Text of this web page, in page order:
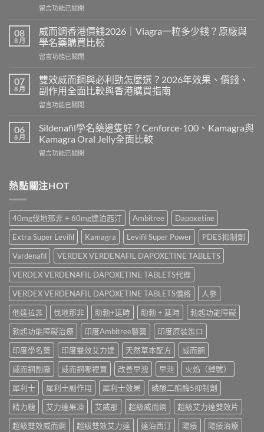
在
利
士
有
副
用
嗎？
Cialis
常
副
作
注
項
港
正
貨
購
買
指
南〉
中
留言功能已關閉
08
8 月
威而鋼香港價錢2026｜Viagra一粒多少錢？原廠與
學名藥購買比較
在
而
鋼
香
港
錢
2026
Viagra
多
原
廠
與
學
名
藥
購
買
比
較〉
中
留言功能已關閉
07
8 月
雙效威而鋼與必利勁怎麼選？2026年效果、價錢、
副作用全面比較與香港購買指南
在
效
威
而
鋼
利
麼
選？
2026
年
效
果、
價
錢、
副
作
用
全
面
比
較
與
香
購
指
南〉
留言功能已關閉
06
8 月
Sildenafil學名藥邊隻好？Cenforce-100、Kamagra與
Kamagra Oral Jelly全面比較
在
名
藥
隻
好？
Cenforce-
100、
Kamagra
與
Kamagra
Oral
Jelly
全
面
比
較〉
中
留言功能已關閉
熱點關注HOT
40mg伐地那非 + 60mg達泊西汀 Ambitree
Dapoxetine
Extra Super Levifil
Kamagra Levifil Super Power
PDE5抑制劑
Vardenafil
VERDEX VERDENAFIL DAPOXETINE TABLETS
VERDEX VERDENAFIL DAPOXETINE TABLETS代理
VERDEX VERDENAFIL DAPOXETINE TABLETS價格
人參
他達拉非
伐地那非 助勃+延時 助勃 + 延時
勃起功能障礙
勃起功能障礙治療
印度Ambitree製藥
印度原裝進口
印度學名藥
印度雙效艾力達 天然草本配方
威而鋼
威而鋼副廠
威而鋼哪裡買 改善早洩 早泄
火焰（綽號）
犀利士
犀利士副作用 犀利士效果
磷酸二酯酶5抑制劑
精力糖
艾力達果凍 艾威那 超級威而鋼
超級艾力達雙效片
超級雙效威而鋼
超級雙效艾力達 達泊西汀 陽痿 陽痿治療